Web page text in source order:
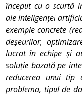
început cu o scurtă
ale inteligenței
exemple concrete
deșeurilor,
lucrat în echipe și
soluție bazată pe
reducerea unui tip
problema, tipul de